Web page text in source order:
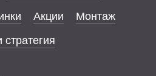
Акции
Монтаж